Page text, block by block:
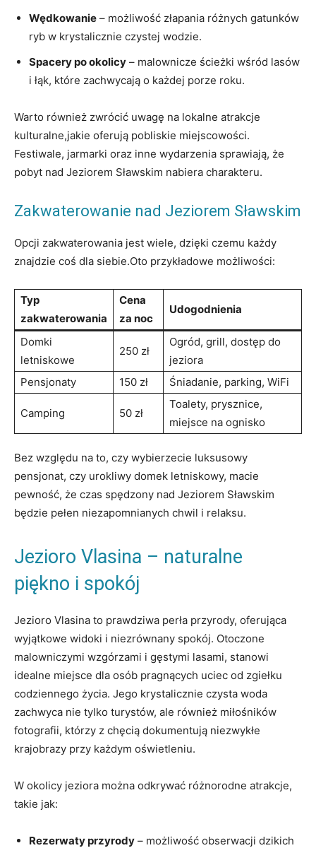
Wędkowanie – możliwość złapania różnych gatunków
ryb w krystalicznie ⁤czystej wodzie.
Spacery po okolicy – malownicze ścieżki wśród lasów
i ‍łąk, które⁢ zachwycają⁢ o każdej porze roku.
Warto również zwrócić uwagę⁣ na lokalne atrakcje
kulturalne,jakie oferują pobliskie miejscowości.
Festiwale, jarmarki oraz inne wydarzenia⁤ sprawiają, że
pobyt nad⁤ Jeziorem ⁤Sławskim nabiera ‍charakteru.
Zakwaterowanie‍ nad Jeziorem Sławskim
Opcji zakwaterowania jest wiele,‌ dzięki czemu każdy
znajdzie coś dla siebie.Oto przykładowe ⁤możliwości:
Typ
‌zakwaterowania
Cena
za noc
Udogodnienia
Domki
letniskowe
250 zł
Ogród, grill, dostęp do
⁤jeziora
Pensjonaty
150‌ zł Śniadanie, parking, WiFi
Camping 50 ​zł
Toalety, prysznice,
‍miejsce⁣ na⁢ ognisko
Bez względu na⁣ to, czy wybierzecie⁣ luksusowy
pensjonat, ‌czy urokliwy domek letniskowy, macie
pewność, że ⁣czas ⁢spędzony nad Jeziorem Sławskim
będzie pełen niezapomnianych chwil i relaksu.
Jezioro Vlasina – naturalne
piękno i​ spokój
Jezioro Vlasina ‍to prawdziwa‌ perła przyrody, oferująca
wyjątkowe widoki i niezrównany​ spokój. Otoczone
malowniczymi wzgórzami i gęstymi lasami, ⁢stanowi
idealne miejsce dla osób pragnących uciec​ od zgiełku
codziennego ⁢życia. Jego krystalicznie czysta woda ​
zachwyca nie tylko turystów, ale również miłośników
fotografii, którzy z chęcią dokumentują niezwykłe​
krajobrazy przy każdym⁢ oświetleniu.
W okolicy jeziora można‍ odkrywać różnorodne ‌atrakcje,​
takie jak:
Rezerwaty‌ przyrody – możliwość obserwacji⁢ dzikich